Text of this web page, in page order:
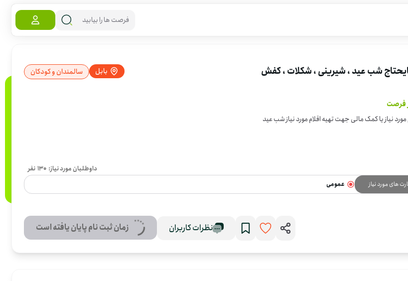
شب عید ، شیرینی ، شکلات ، کفش بابل سالمندان و کودکان
فرصت
مورد نیاز یا کمک مالی جهت تهیه اقلام مورد نیاز شب عید
داوطلبان مورد نیاز: 130 نفر
های مورد نیاز
عمومی
نظرات کاربران زمان ثبت نام پایان یافته است